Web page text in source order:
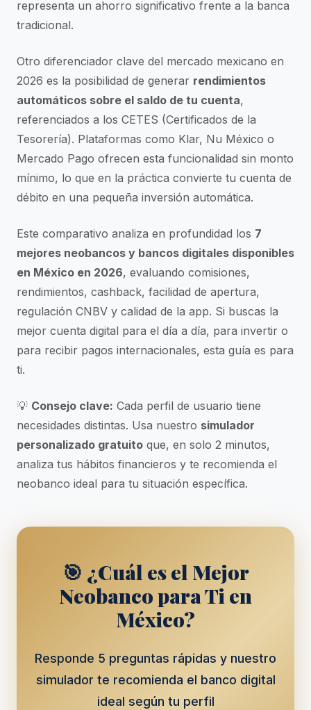
representa un ahorro significativo frente a la banca
tradicional.
Otro diferenciador clave del mercado mexicano en
2026 es la posibilidad de generar rendimientos
automáticos sobre el saldo de tu cuenta,
referenciados a los CETES (Certificados de la
Tesorería). Plataformas como Klar, Nu México o
Mercado Pago ofrecen esta funcionalidad sin monto
mínimo, lo que en la práctica convierte tu cuenta de
débito en una pequeña inversión automática.
Este comparativo analiza en profundidad los 7
mejores neobancos y bancos digitales disponibles
en México en 2026, evaluando comisiones,
rendimientos, cashback, facilidad de apertura,
regulación CNBV y calidad de la app. Si buscas la
mejor cuenta digital para el día a día, para invertir o
para recibir pagos internacionales, esta guía es para
ti.
💡 Consejo clave: Cada perfil de usuario tiene
necesidades distintas. Usa nuestro simulador
personalizado gratuito que, en solo 2 minutos,
analiza tus hábitos financieros y te recomienda el
neobanco ideal para tu situación específica.
🎯 ¿Cuál es el Mejor
Neobanco para Ti en
México?
Responde 5 preguntas rápidas y nuestro
simulador te recomienda el banco digital
ideal según tu perfil